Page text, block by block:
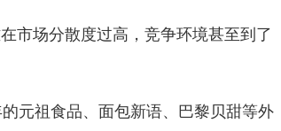
场分散度过高，竞争环境甚至到了
祖食品、面包新语、巴黎贝甜等外